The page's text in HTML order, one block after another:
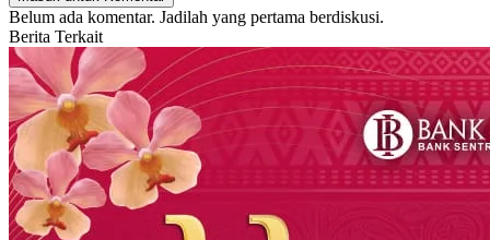
Belum ada komentar. Jadilah yang pertama berdiskusi.
Berita Terkait